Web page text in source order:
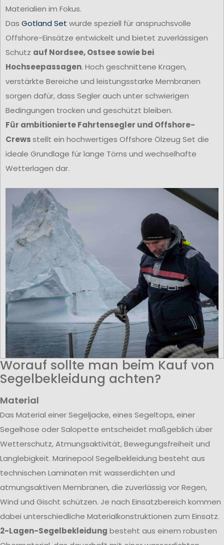
Materialien im Fokus.
Das Gotland Set wurde speziell für anspruchsvolle
Offshore-Einsätze entwickelt und bietet zuverlässigen
Schutz auf Nordsee, Ostsee sowie bei
Hochseepassagen. Hoch geschnittene Kragen,
verstärkte Bereiche und leistungsstarke Membranen
sorgen dafür, dass Segler auch unter schwierigen
Bedingungen trocken und geschützt bleiben.
Für ambitionierte Fahrtensegler und Offshore-
Crewsstellt ein hochwertiges Offshore Ölzeug Set die
ideale Grundlage für lange Törns und wechselhafte
Wetterlagen dar.
Worauf sollte man beim Kauf von
Segelbekleidung achten?
Material
Das Material einer Segeljacke, eines Segeltops, einer
Segelhose oder Salopette entscheidet maßgeblich über
Wetterschutz, Atmungsaktivität, Bewegungsfreiheit und
Langlebigkeit. Marinepool Segelbekleidung besteht aus
technischen Laminaten mit wasserdichten und
atmungsaktiven Membranen, die zuverlässig vor Regen,
Wind und Gischt schützen. Je nach Einsatzbereich kommen
dabei unterschiedliche Materialkonstruktionen zum Einsatz.
2-Lagen-Segelbekleidung besteht aus einem robusten